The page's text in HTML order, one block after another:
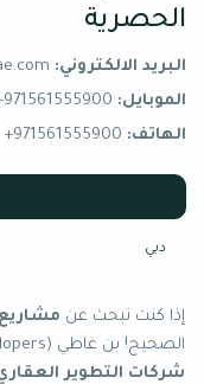
الحصرية
البريد الالكتروني:
الموبايل: 971561555900+
الهاتف: 971561555900+
دبي
إذا كنت تبحث عن
الصحيح! بن غاطي (Binghatti Developers) هي واحدة من
شركات التطوير